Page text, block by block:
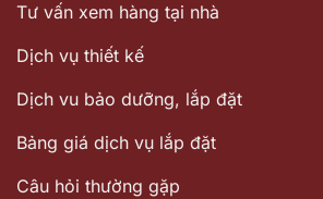
Tư vấn xem hàng tại nhà
Dịch vụ thiết kế
Dịch vu bảo dưỡng, lắp đặt
Bảng giá dịch vụ lắp đặt
Câu hỏi thường gặp